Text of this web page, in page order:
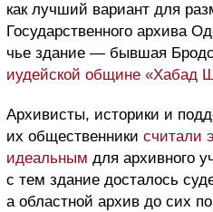
как лучший вариант для
Государственного архива
чье здание — бывшая
иудейской общине «Хабад
Архивисты, историки и
их общественники считали
идеальным для архивного
с тем здание досталось
а областной архив до сих